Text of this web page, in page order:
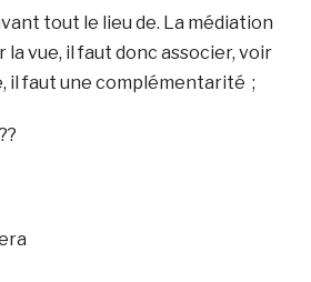
tout le lieu de. La médiation
vue, il faut donc associer, voir
il faut une complémentarité ;